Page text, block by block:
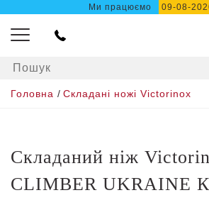
Ми працюємо 09-08-
Головна / Складані ножі Victorinox
Складаний ніж
CLIMBER UKRAINE